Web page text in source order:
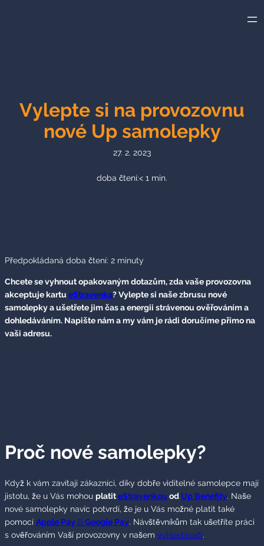
Vylepte si na provozovnu
nové Up samolepky
27. 2. 2023
doba čtení:< 1 min.
Předpokládaná doba čtení: 2 minuty
Chcete se vyhnout opakovaným dotazům, zda vaše provozovna
akceptuje kartu eStravenka? Vylepte si naše zbrusu nové
samolepky a ušetřete jim čas a energii strávenou ověřováním a
dohledáváním. Napište nám a my vám je rádi doručíme přímo na
vaši adresu.
Proč nové samolepky?
Když k vám zavítají zákazníci, díky dobře viditelné samolepce mají
jistotu, že u Vás mohou platiteStravenkou od Up Benefity. Naše
nové samolepky navíc potvrdí, že je u Vás možné platit také
pomocí Apple Payči Google Pay. Návštěvníkům tak ušetříte práci
s ověřováním Vaší provozovny v našem vyhledávači.